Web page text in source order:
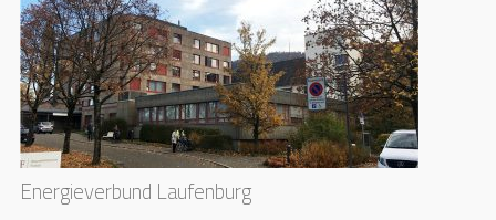
Energieverbund Laufenburg